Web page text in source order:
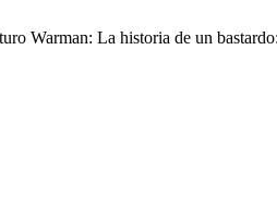
Warman: La historia de un